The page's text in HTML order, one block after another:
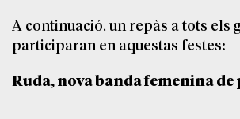
A continuació, un repàs a tots els
participaran en aquestas festes:
Ruda, nova banda femenina